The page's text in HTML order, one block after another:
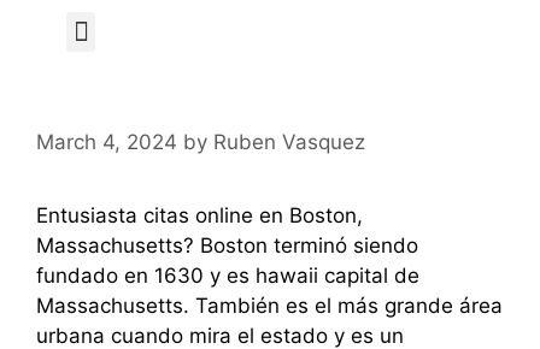
March 4, 2024 by Ruben Vasquez
Entusiasta citas online en Boston,
Massachusetts? Boston terminó siendo
fundado en 1630 y es hawaii capital de
Massachusetts. También es el más grande área
urbana cuando mira el estado y es un